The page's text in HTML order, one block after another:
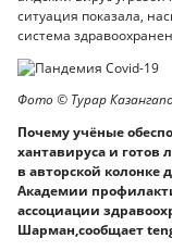
ситуация показала,
система
Фото © Турар
Почему учёные
хантавируса и
в авторской колонке
Академии
ассоциации
Шарман,сообщает